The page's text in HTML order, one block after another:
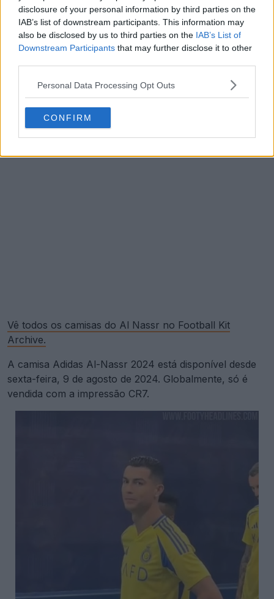
disclosure of your personal information by third parties on the
IAB’s list of downstream participants. This information may
also be disclosed by us to third parties on the IAB’s List of
Downstream Participants that may further disclose it to other
Personal Data Processing Opt Outs
CONFIRM
Vê todos os camisas do Al Nassr no Football Kit
Archive.
A camisa Adidas Al-Nassr 2024 está disponível desde
sexta-feira, 9 de agosto de 2024. Globalmente, só é
vendida com a impressão CR7.